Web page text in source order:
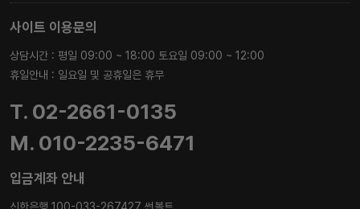
사이트 이용문의
상담시간 : 평일 09:00 ~ 18:00 토요일 09:00 ~ 12:00
휴일안내 : 일요일 및 공휴일은 휴무
T. 02-2661-0135
M. 010-2235-6471
입금계좌 안내